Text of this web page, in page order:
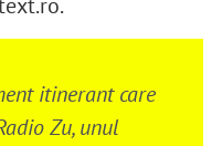
itinerant care
Zu, unul